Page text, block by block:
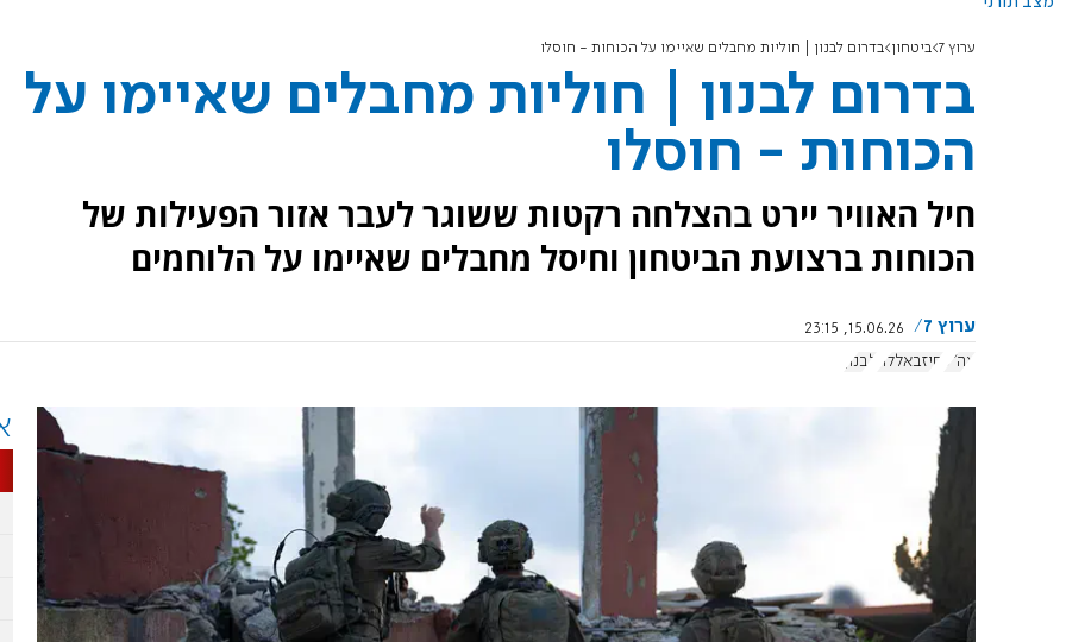
ערוץ 7 ביטחון בדרום לבנון | חוליות מחבלים שאיימו על הכוחות - חוסלו
בדרום לבנון | חוליות מחבלים שאיימו על
הכוחות - חוסלו
חיל האוויר יירט בהצלחה רקטות ששוגר לעבר אזור הפעילות של
הכוחות ברצועת הביטחון וחיסל מחבלים שאיימו על הלוחמים
ערוץ 7
15.06.26, 23:15
צה"ל
חיזבאללה לבנון